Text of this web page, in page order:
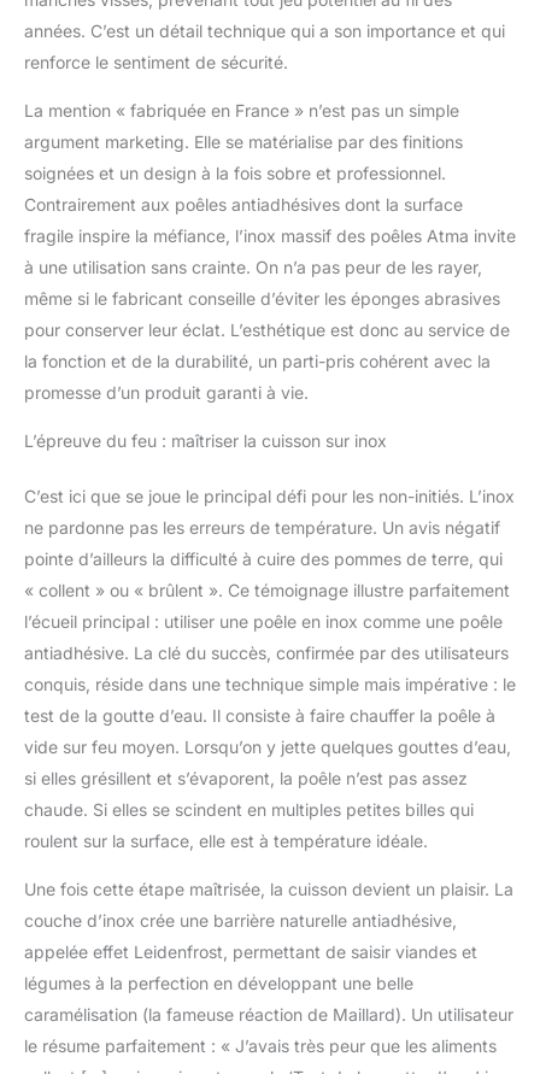
CONÇUES POUR DURER
- Structure 3 couches
toute la surface, pas
une chaleur homogène
sans point de
surchauffe. De qualités
professionnelles,
garanties à vie : le dernier
lot de poêles que vous
achèterez.
COMPATIBLES TOUS
FEUX ET FOUR -
électrique,
cm (H3,7 x L38cm,
0,7kg), 26 cm (H4,7 x
L46cm, 1kg), 28 cm (H5
x L48cm, 1,2kg).
EFFORT : Passent
entièrement au lave-
vaisselle et résistent aux
ustensiles métalliques
sans aucun risque de
rayure. L'inox pur se
nettoie en un clin d'œil,
ne retient ni les odeurs ni
les graisses, et vos
leur éclat d'origine en
quelques secondes
Profitez également de
notre super nettoyant
pour un résultat
impeccable.
années. C’est un détail technique qui a son importance et qui
renforce le sentiment de sécurité.
La mention « fabriquée en France » n’est pas un simple
argument marketing. Elle se matérialise par des finitions
soignées et un design à la fois sobre et professionnel.
Contrairement aux poêles antiadhésives dont la surface
fragile inspire la méfiance, l’inox massif des poêles Atma invite
à une utilisation sans crainte. On n’a pas peur de les rayer,
même si le fabricant conseille d’éviter les éponges abrasives
pour conserver leur éclat. L’esthétique est donc au service de
la fonction et de la durabilité, un parti-pris cohérent avec la
promesse d’un produit garanti à vie.
L’épreuve du feu : maîtriser la cuisson sur inox
C’est ici que se joue le principal défi pour les non-initiés. L’inox
ne pardonne pas les erreurs de température. Un avis négatif
pointe d’ailleurs la difficulté à cuire des pommes de terre, qui
« collent » ou « brûlent ». Ce témoignage illustre parfaitement
l’écueil principal : utiliser une poêle en inox comme une poêle
antiadhésive. La clé du succès, confirmée par des utilisateurs
conquis, réside dans une technique simple mais impérative : le
test de la goutte d’eau. Il consiste à faire chauffer la poêle à
vide sur feu moyen. Lorsqu’on y jette quelques gouttes d’eau,
si elles grésillent et s’évaporent, la poêle n’est pas assez
chaude. Si elles se scindent en multiples petites billes qui
roulent sur la surface, elle est à température idéale.
Une fois cette étape maîtrisée, la cuisson devient un plaisir. La
couche d’inox crée une barrière naturelle antiadhésive,
appelée effet Leidenfrost, permettant de saisir viandes et
légumes à la perfection en développant une belle
caramélisation (la fameuse réaction de Maillard). Un utilisateur
le résume parfaitement : « J’avais très peur que les aliments